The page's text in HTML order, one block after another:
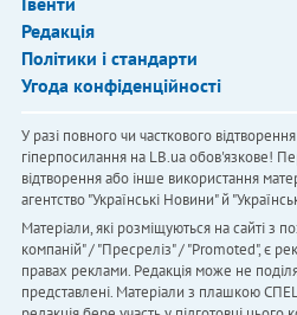
Редакція
Політики і стандарти
Угода конфіденційності
У разі повного чи часткового
гіперпосилання на LB.ua обов'язкове!
відтворення або інше використання
агентство "Українськi Новини" й
Матеріали, які розміщуються на сайті з
компаній" / "Пресреліз" / "Promoted", є
правах реклами. Редакція може не
представлені. Матеріали з плашкою